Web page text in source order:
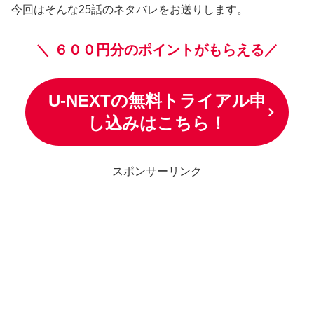
今回はそんな25話のネタバレをお送りします。
＼ ６００円分のポイントがもらえる／
U-NEXTの無料トライアル申
し込みはこちら！
スポンサーリンク